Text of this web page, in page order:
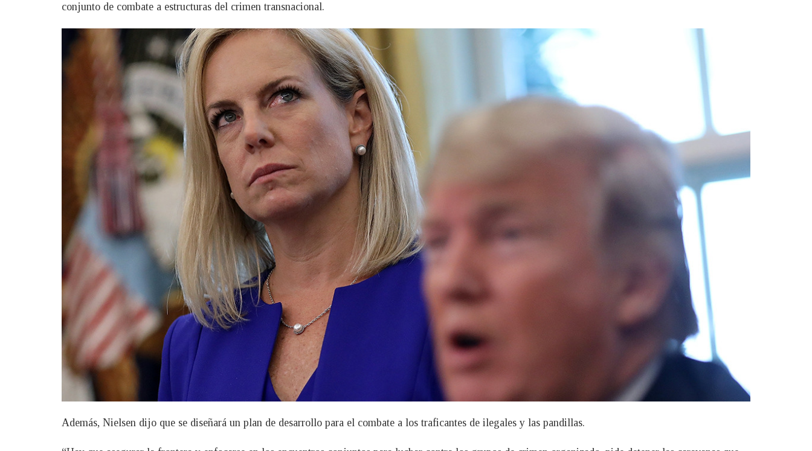
conjunto de combate a estructuras del crimen transnacional.
Además, Nielsen dijo que se diseñará un plan de desarrollo para el combate a los traficantes de ilegales y las pandillas.